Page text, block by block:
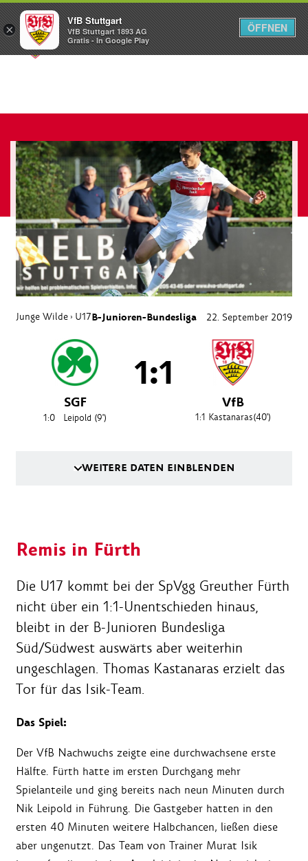
Menü
Junge Wilde › U17B-Junioren-Bundesliga 22. September 2019
SGF
1:0 Leipold (9')
1:1
VfB
1:1 Kastanaras(40')
WEITERE DATEN EINBLENDEN
Remis in Fürth
Die U17 kommt bei der SpVgg Greuther Fürth
nicht über ein 1:1-Unentschieden hinaus,
bleibt in der B-Junioren Bundesliga
Süd/Südwest auswärts aber weiterhin
ungeschlagen. Thomas Kastanaras erzielt das
Tor für das Isik-Team.
Das Spiel:
Der VfB Nachwuchs zeigte eine durchwachsene erste
Hälfte. Fürth hatte im ersten Durchgang mehr
Spielanteile und ging bereits nach neun Minuten durch
Nik Leipold in Führung. Die Gastgeber hatten in den
ersten 40 Minuten weitere Halbchancen, ließen diese
aber ungenutzt. Das Team von Trainer Murat Isik
×
VfB Stuttgart
VfB Stuttgart 1893 AG
Gratis - In Google Play
ÖFFNEN